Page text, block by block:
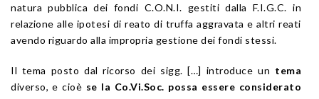
natura pubblica dei fondi C.O.N.I. gestiti dalla F.I.G.C. in
relazione alle ipotesi di reato di truffa aggravata e altri reati
avendo riguardo alla impropria gestione dei fondi stessi.
Il tema posto dal ricorso dei sigg. […] introduce un tema
diverso, e cioè se la Co.Vi.Soc. possa essere considerato